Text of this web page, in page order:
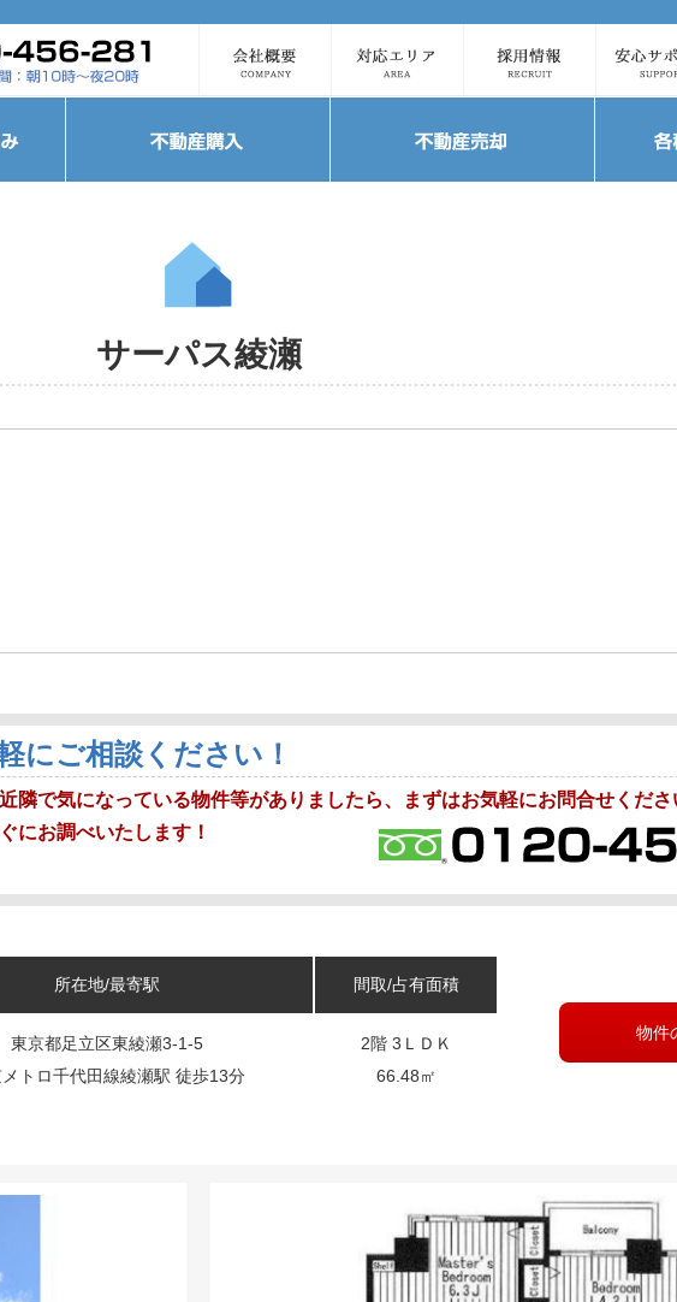
サーパス綾瀬
にご相談ください！
隣で気になっている物件等がありましたら、まずはお気軽にお問合せくださ
にお調べいたします！
所在地/最寄駅 間取/占有面積
東京都足立区東綾瀬3-1-5
トロ千代田線綾瀬駅 徒歩13分
2階 3ＬＤＫ
66.48㎡
物件